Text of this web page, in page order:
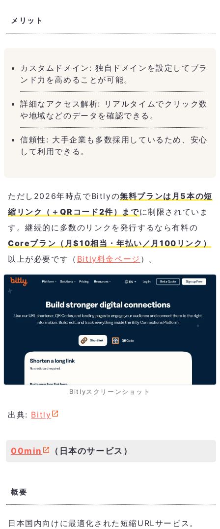
メリット
カスタムドメイン: 独自ドメインを設定してブラ
ンド力を高めることが可能。
詳細なアクセス解析: リアルタイムでクリック数
や地域などのデータを確認できる。
信頼性: 大手企業も多数採用しているため、安心
して利用できる。
ただし2026年時点でBitlyの無料プランは月5本の短
縮リンク（＋QRコード2件）までに制限されていま
す。継続的に多数のリンクを発行するなら有料の
Coreプラン（月$10相当・年払い／月100リンク）
以上が必要です（ Bitly料金ページ ）。
Bitlyスクリーンショット
出典: Bitly
00min （日本のサービス）
概要
日本国内向けに最適化された短縮URLサービス。